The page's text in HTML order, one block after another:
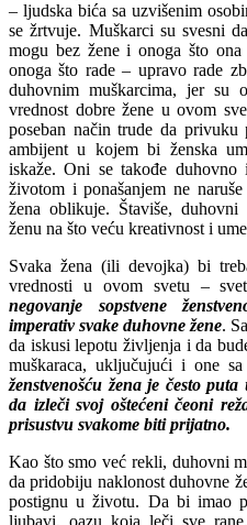
– ljudska bića sa uzvišenim
se žrtvuje. Muškarci su svesni
mogu bez žene i onoga što
onoga što rade – upravo rade
duhovnim muškarcima, jer su
vrednost dobre žene u ovom
poseban način trude da
ambijent u kojem bi ženska
iskaže. Oni se takođe
životom i ponašanjem ne
žena oblikuje. Štaviše,
ženu na što veću kreativnost i
Svaka žena (ili devojka) bi
vrednosti u ovom svetu –
negovanje sopstvene
imperativ svake duhovne žene.
da iskusi lepotu življenja i da
muškaraca, uključujući i one
ženstvenošću žena je često
da izleči svoj oštećeni čeoni
prisustvu svakome biti prijatno.
Kao što smo već rekli, duhovni
da pridobiju naklonost duhovne
postignu u životu. Da bi imao
ljubavi, oazu koja leči sve